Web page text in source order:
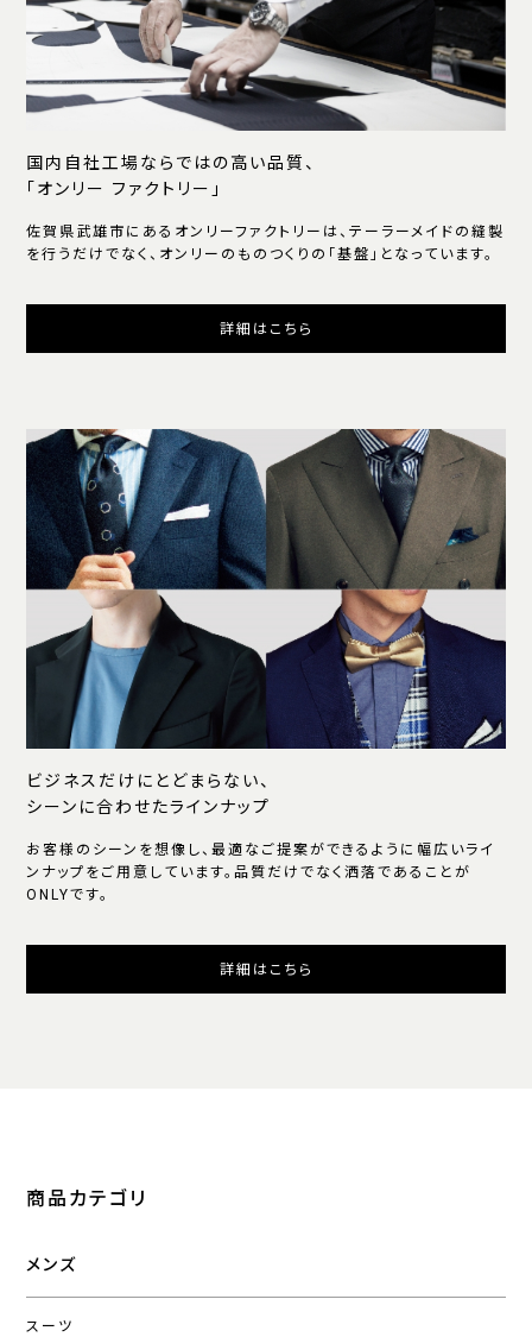
国内自社工場ならではの高い品質、
「オンリー ファクトリー」
佐賀県武雄市にあるオンリーファクトリーは、テーラーメイドの縫製
を行うだけでなく、オンリーのものつくりの「基盤」となっています。
詳細はこちら
ビジネスだけにとどまらない、
シーンに合わせたラインナップ
お客様のシーンを想像し、最適なご提案ができるように幅広いライ
ンナップをご用意しています。品質だけでなく洒落であることが
ONLYです。
詳細はこちら
商品カテゴリ
メンズ
スーツ